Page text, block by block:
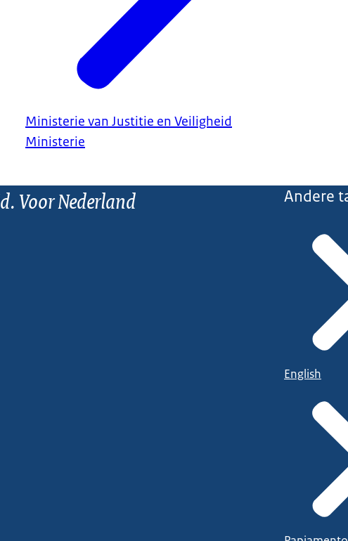
Ministerie van Justitie en Veiligheid
Ministerie
Voor Nederland Andere
English